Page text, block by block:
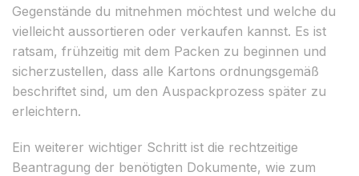
Gegenstände du mitnehmen möchtest und welche du
vielleicht aussortieren oder verkaufen kannst. Es ist
ratsam, frühzeitig mit dem Packen zu beginnen und
sicherzustellen, dass alle Kartons ordnungsgemäß
beschriftet sind, um den Auspackprozess später zu
erleichtern.
Ein weiterer wichtiger Schritt ist die rechtzeitige
Beantragung der benötigten Dokumente, wie zum